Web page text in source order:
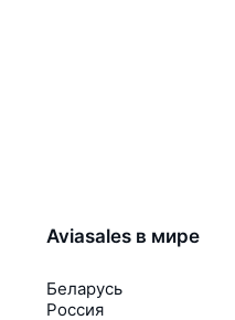
Aviasales в мире
Беларусь
Россия